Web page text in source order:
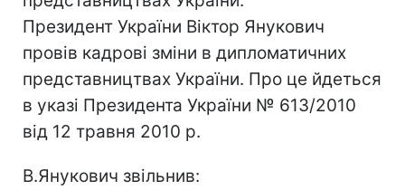
Президент України Віктор Янукович
провів кадрові зміни в дипломатичних
представництвах України. Про це йдеться
в указі Президента України № 613/2010
від 12 травня 2010 р.
В.Янукович звільнив: